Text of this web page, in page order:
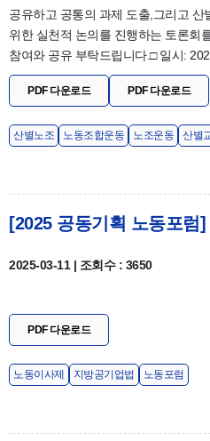
공유하고 공통의 과제 도출,그리고
위한 실천적 논의를 진행하는 토론회
참여와 공유 부탁드립니다.□ 일시:
PDF 다운로드 PDF 다운로드
산별노조 노동조합운동 노조운동 산별
2025-03-11 | 조회수 : 3650
PDF 다운로드
노동이사제 지방공기업법 노동포럼